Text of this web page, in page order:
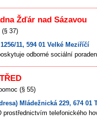
Žďár nad Sázavou
37)
11, 594 01 Velké Meziříčí
odborné sociální
(§ 55)
Mládežnická 229, 674 01
prostřednictvím telefonického